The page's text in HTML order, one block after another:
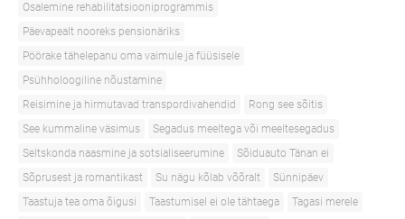
Osalemine rehabilitatsiooniprogrammis
Päevapealt nooreks pensionäriks
Pöörake tähelepanu oma vaimule ja füüsisele
Psühholoogiline nõustamine
Reisimine ja hirmutavad transpordivahendid
Rong see sõitis
See kummaline väsimus
Segadus meeltega või meeltesegadus
Seltskonda naasmine ja sotsialiseerumine
Sõiduauto Tänan ei
Sõprusest ja romantikast
Su nägu kõlab võõralt
Sünnipäev
Taastuja tea oma õigusi
Taastumisel ei ole tähtaega
Tagasi merele